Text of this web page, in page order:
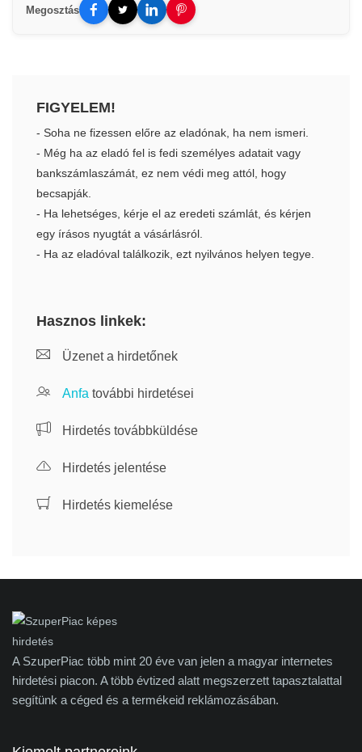
Megosztás
FIGYELEM!
- Soha ne fizessen előre az eladónak, ha nem ismeri.
- Még ha az eladó fel is fedi személyes adatait vagy
bankszámlaszámát, ez nem védi meg attól, hogy
becsapják.
- Ha lehetséges, kérje el az eredeti számlát, és kérjen
egy írásos nyugtát a vásárlásról.
- Ha az eladóval találkozik, ezt nyilvános helyen tegye.
Hasznos linkek:
Üzenet a hirdetőnek
Anfa további hirdetései
Hirdetés továbbküldése
Hirdetés jelentése
Hirdetés kiemelése
A SzuperPiac több mint 20 éve van jelen a magyar internetes
hirdetési piacon. A több évtized alatt megszerzett tapasztalattal
segítünk a céged és a termékeid reklámozásában.